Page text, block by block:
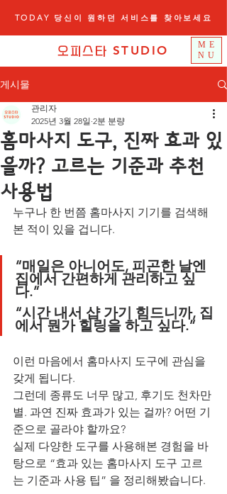
오피스타 STUDIO
TODAY 당신이 원하던 서비스를 찾아보세요
ME
NU
게시물
홈마사지 도구, 진짜 효과 있
을까? 고르는 기준과 추천
사용법
관리자
2025년 3월 28일 2분 분량
누구나 한 번쯤 홈마사지 기기를 검색해
본 적이 있을 겁니다.
“매일은 아니어도, 피곤한 날엔
집에서 간편하게 관리하고 싶
다.”
“시간 내서 샵 가기 힘드니까, 집
에서 뭔가 힐링을 하고 싶다.”
이런 마음에서 홈마사지 도구에 관심을
갖게 됩니다.
그런데 종류도 너무 많고, 후기도 천차만
별. 과연 진짜 효과가 있는 걸까? 어떤 기
준으로 골라야 할까요?
실제 다양한 도구를 사용해본 경험을 바
탕으로 “효과 있는 홈마사지 도구 고르
는 기준과 사용 팁” 을 정리해봤습니다.